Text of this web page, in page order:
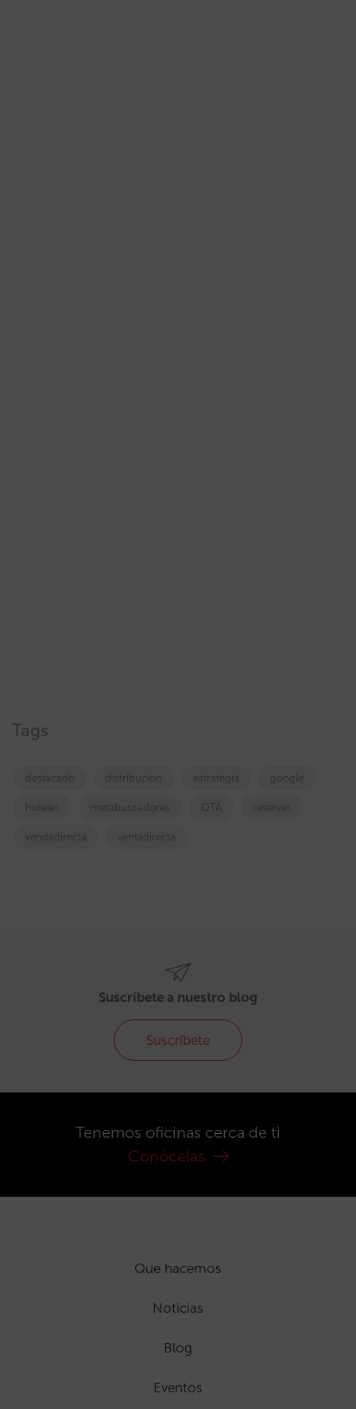
Tags
destacado distribucion estrategia google
hoteles metabuscadores OTA reservas
vendadirecta ventadirecta
Suscríbete a nuestro blog
Suscríbete
Tenemos oficinas cerca de ti
Conócelas
Que hacemos
Noticias
Blog
Eventos